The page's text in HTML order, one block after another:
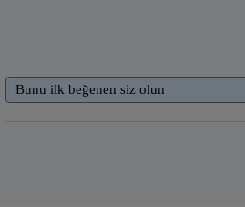
Bunu ilk beğenen siz olun